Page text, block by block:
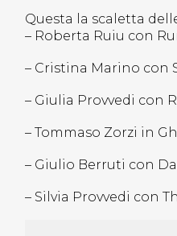
Questa la scaletta
– Roberta Ruiu con
– Cristina Marino con
– Giulia Provvedi con
– Tommaso Zorzi in
– Giulio Berruti con
– Silvia Provvedi con